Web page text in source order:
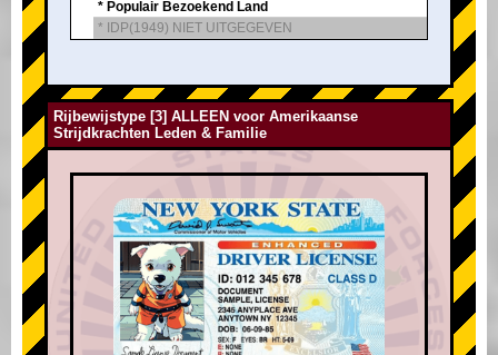
* Populair Bezoekend Land
* IDP(1949) NIET UITGEGEVEN
Rijbewijstype [3] ALLEEN voor Amerikaanse
Strijdkrachten Leden & Familie